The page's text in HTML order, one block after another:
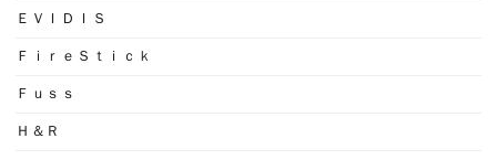
ＥＶＩＤＩＳ
ＦｉｒｅＳｔｉｃｋ
Ｆｕｓｓ
Ｈ＆Ｒ